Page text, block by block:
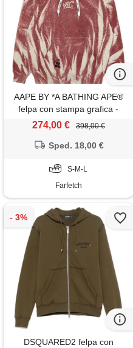
AAPE BY *A BATHING APE®
felpa con stampa grafica -
rosso
274,00 € 398,00 €
Sped. 18,00 €
S-M-L
Farfetch
DSQUARED2 felpa con